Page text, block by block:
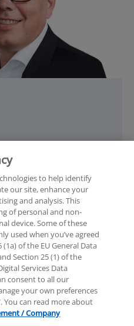
to help identify
our site, enhance your
and analysis. This
of personal and non-
device. Some of these
used when you’ve agreed
of the EU General Data
Section 25 (1) of the
Services Data
consent to all our
your own preferences
You can read more about
/ Company